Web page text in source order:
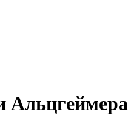
Альцгеймера